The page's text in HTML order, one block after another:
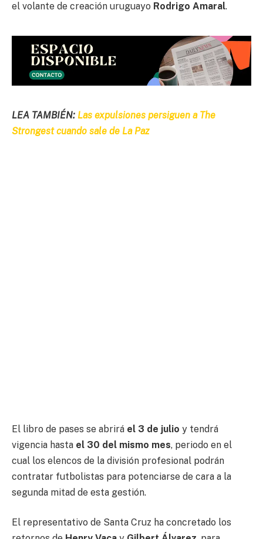
el volante de creación uruguayo Rodrigo Amaral.
LEA TAMBIÉN: Las expulsiones persiguen a The
Strongest cuando sale de La Paz
El libro de pases se abrirá el 3 de julio y tendrá
vigencia hasta el 30 del mismo mes, periodo en el
cual los elencos de la división profesional podrán
contratar futbolistas para potenciarse de cara a la
segunda mitad de esta gestión.
El representativo de Santa Cruz ha concretado los